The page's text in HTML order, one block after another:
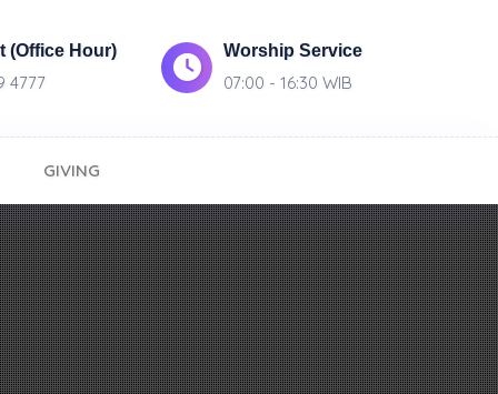
(Office Hour)
4777
Worship Service
07:00 - 16:30 WIB
GIVING